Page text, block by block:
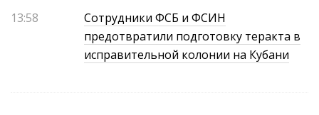
13:58
Сотрудники ФСБ и ФСИН
предотвратили подготовку теракта в
исправительной колонии на Кубани